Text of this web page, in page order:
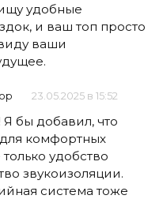
удобные
и ваш топ просто
ваши
23.05.2025 в 15:52
бы добавил, что
комфортных
удобство
звукоизоляции.
система тоже